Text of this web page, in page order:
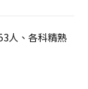
人、各科精熟